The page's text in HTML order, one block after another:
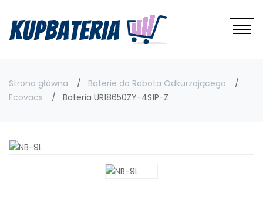
Strona główna
Baterie do Robota Odkurzającego
Ecovacs
Bateria UR18650ZY-4S1P-Z